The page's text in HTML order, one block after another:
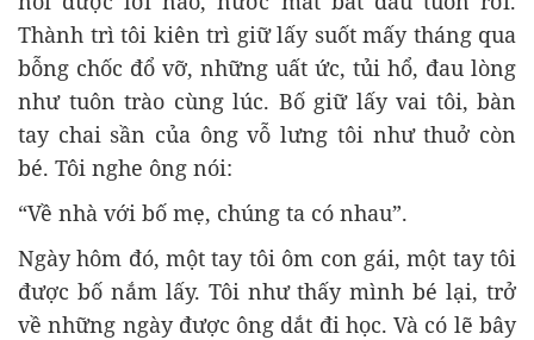
Thành trì tôi kiên trì giữ lấy suốt mấy tháng qua
bỗng chốc đổ vỡ, những uất ức, tủi hổ, đau lòng
như tuôn trào cùng lúc. Bố giữ lấy vai tôi, bàn
tay chai sần của ông vỗ lưng tôi như thuở còn
bé. Tôi nghe ông nói:
“Về nhà với bố mẹ, chúng ta có nhau”.
Ngày hôm đó, một tay tôi ôm con gái, một tay tôi
được bố nắm lấy. Tôi như thấy mình bé lại, trở
về những ngày được ông dắt đi học. Và có lẽ bây